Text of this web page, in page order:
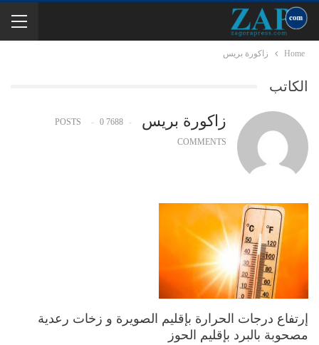
Home زاكورة بريس
الكاتب
زاكورة بريس 7688 POSTS
0
COMMENTS
إرتفاع درجات الحرارة بإقليم الصويرة و زخات رعدية
مصحوبة بالبرد بإقليم الحوز